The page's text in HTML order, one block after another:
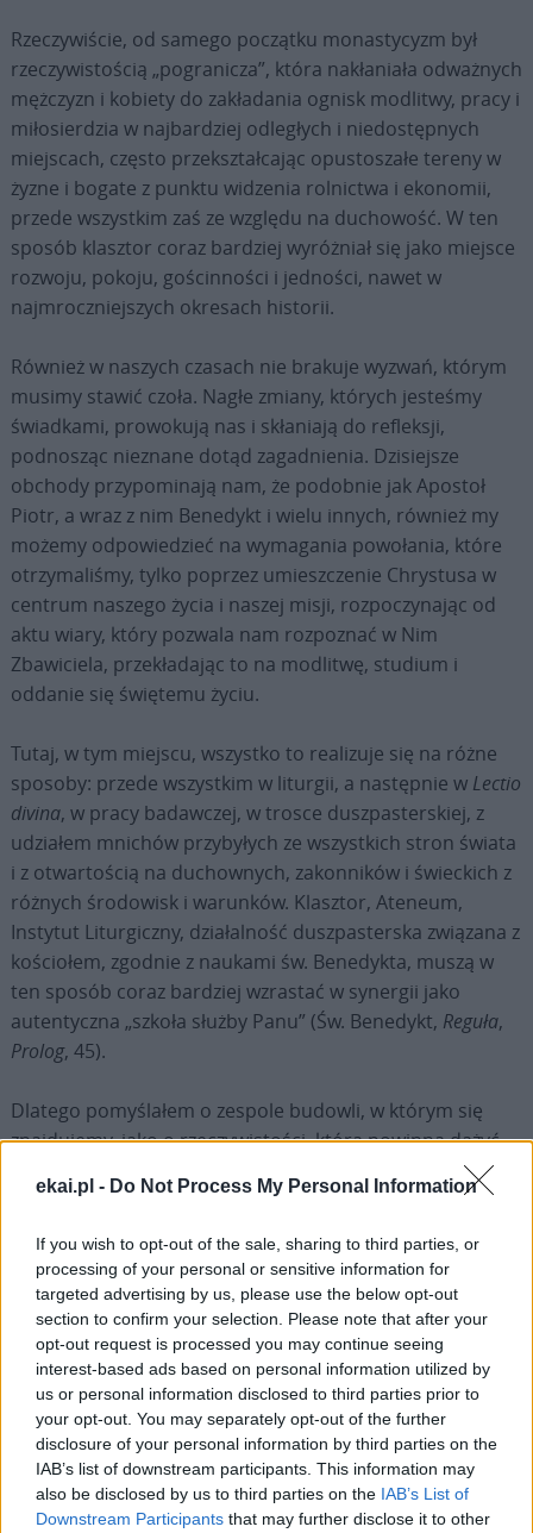
ekai.pl - Do Not Process My Personal Information
If you wish to opt-out of the sale, sharing to third parties, or
processing of your personal or sensitive information for
targeted advertising by us, please use the below opt-out
section to confirm your selection. Please note that after your
opt-out request is processed you may continue seeing
interest-based ads based on personal information utilized by
us or personal information disclosed to third parties prior to
your opt-out. You may separately opt-out of the further
disclosure of your personal information by third parties on the
IAB’s list of downstream participants. This information may
also be disclosed by us to third parties on the IAB’s List of
Downstream Participants that may further disclose it to other
Rzeczywiście, od samego początku monastycyzm był
rzeczywistością „pogranicza”, która nakłaniała odważnych
mężczyzn i kobiety do zakładania ognisk modlitwy, pracy i
miłosierdzia w najbardziej odległych i niedostępnych
miejscach, często przekształcając opustoszałe tereny w
żyzne i bogate z punktu widzenia rolnictwa i ekonomii,
przede wszystkim zaś ze względu na duchowość. W ten
sposób klasztor coraz bardziej wyróżniał się jako miejsce
rozwoju, pokoju, gościnności i jedności, nawet w
najmroczniejszych okresach historii.
Również w naszych czasach nie brakuje wyzwań, którym
musimy stawić czoła. Nagłe zmiany, których jesteśmy
świadkami, prowokują nas i skłaniają do refleksji,
podnosząc nieznane dotąd zagadnienia. Dzisiejsze
obchody przypominają nam, że podobnie jak Apostoł
Piotr, a wraz z nim Benedykt i wielu innych, również my
możemy odpowiedzieć na wymagania powołania, które
otrzymaliśmy, tylko poprzez umieszczenie Chrystusa w
centrum naszego życia i naszej misji, rozpoczynając od
aktu wiary, który pozwala nam rozpoznać w Nim
Zbawiciela, przekładając to na modlitwę, studium i
oddanie się świętemu życiu.
Tutaj, w tym miejscu, wszystko to realizuje się na różne
sposoby: przede wszystkim w liturgii, a następnie w Lectio
divina, w pracy badawczej, w trosce duszpasterskiej, z
udziałem mnichów przybyłych ze wszystkich stron świata
i z otwartością na duchownych, zakonników i świeckich z
różnych środowisk i warunków. Klasztor, Ateneum,
Instytut Liturgiczny, działalność duszpasterska związana z
kościołem, zgodnie z naukami św. Benedykta, muszą w
ten sposób coraz bardziej wzrastać w synergii jako
autentyczna „szkoła służby Panu” (Św. Benedykt, Reguła,
Prolog, 45).
Dlatego pomyślałem o zespole budowli, w którym się
znajdujemy, jako o rzeczywistości, która powinna dążyć
do tego, aby stać się bijącym sercem wielkiego ciała
benedyktyńskiego świata, którego centrum, zgodnie z
Pierwsze czytanie (por.Ez 43, 1-2.4-7a) przedstawiło nam
obraz rzeki wypływającej ze Świątyni. Bardzo dobrze
harmonizuje to z wyobrażeniem serca, które pompuje
życiodajną energię krwi do ciała, aby każda jego część
mogła otrzymać pożywienie i siłę z korzyścią dla innych
(por.1 Kor12, 20-27); podobnie jak z wizerunkiem
budowli duchowej, o której mowa w drugim czytaniu,
posadowionej na solidnej skale, którą jest Chrystus (por.
2, 4-9).